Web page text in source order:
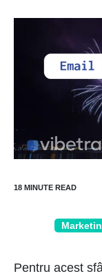
Pentru acest